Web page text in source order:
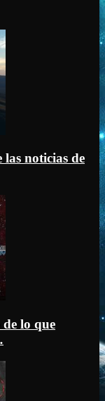
las noticias de
de lo que